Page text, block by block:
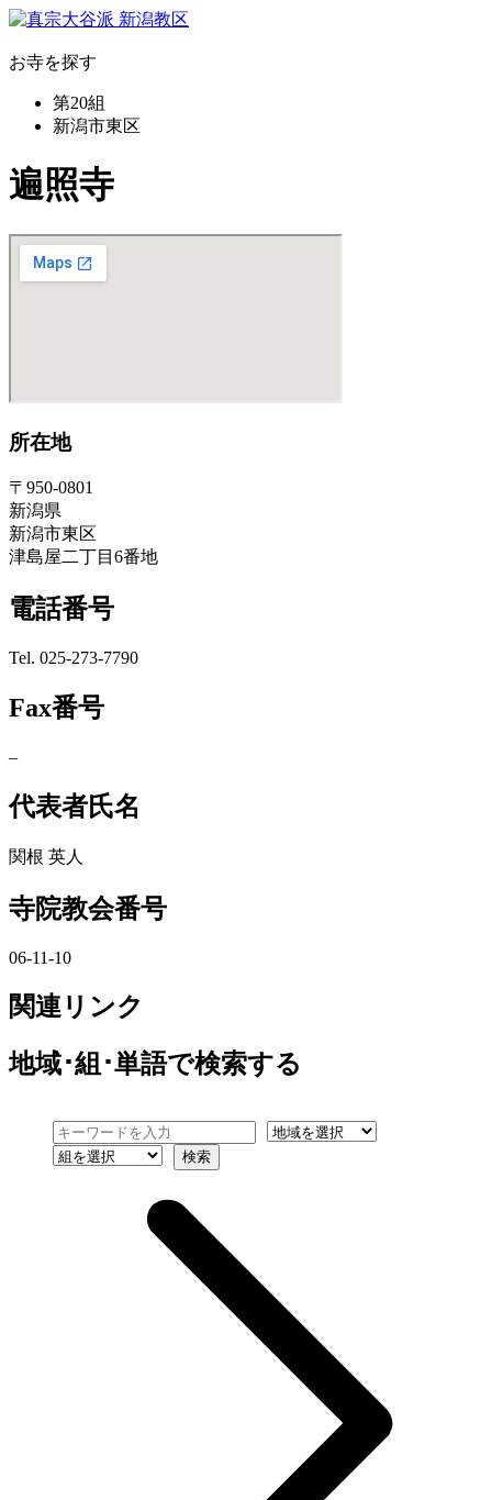
お寺を探す
第20組
新潟市東区
遍照寺
所在地
〒950-0801
新潟県
新潟市東区
津島屋二丁目6番地
電話番号
Tel. 025-273-7790
Fax番号
–
代表者氏名
関根 英人
寺院教会番号
06-11-10
関連リンク
地域･組･単語で検索する